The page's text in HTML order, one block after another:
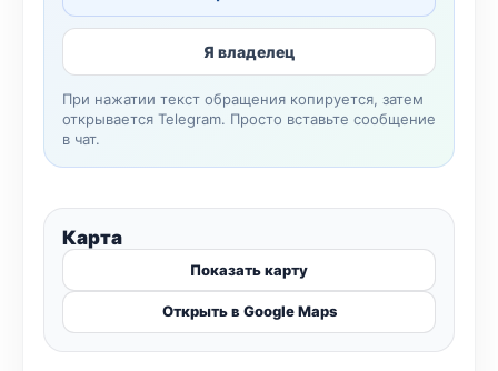
Я владелец
При нажатии текст обращения копируется, затем
открывается Telegram. Просто вставьте сообщение
в чат.
Карта
Показать карту
Открыть в Google Maps